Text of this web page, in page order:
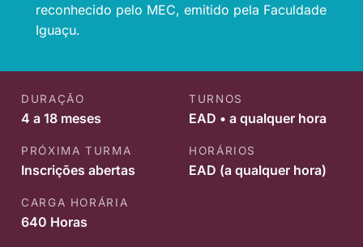
reconhecido pelo MEC, emitido pela Faculdade
Iguaçu.
DURAÇÃO
4 a 18 meses
TURNOS
EAD • a qualquer hora
PRÓXIMA TURMA
Inscrições abertas
HORÁRIOS
EAD (a qualquer hora)
CARGA HORÁRIA
640 Horas